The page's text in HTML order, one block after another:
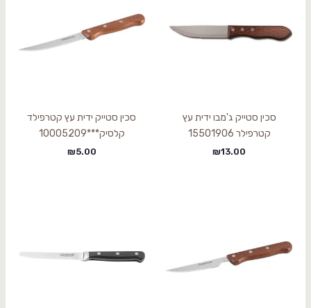
סכין סטייק ג'מבו ידית עץ
קטרפילר 15501906
₪13.00
סכין סטייק ידית עץ קטרפילד
קלסיק***10005209
₪5.00